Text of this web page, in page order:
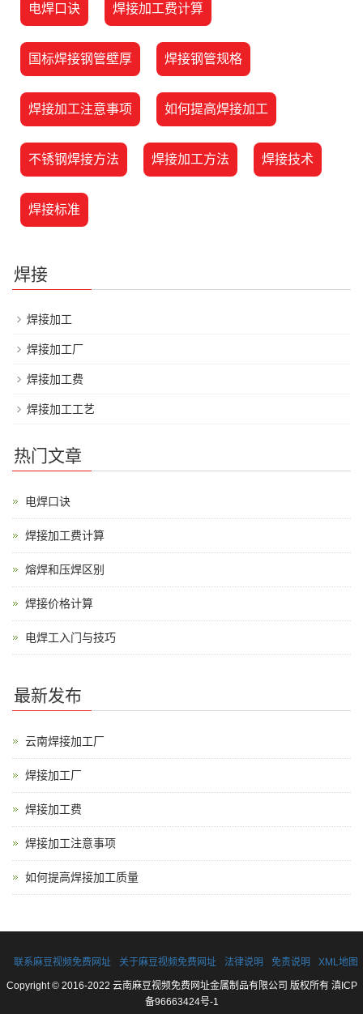
电焊口诀 焊接加工费计算
国标焊接钢管壁厚 焊接钢管规格
焊接加工注意事项 如何提高焊接加工
不锈钢焊接方法 焊接加工方法 焊接技术
焊接标准
焊接
焊接加工
焊接加工厂
焊接加工费
焊接加工工艺
热门文章
电焊口诀
焊接加工费计算
熔焊和压焊区别
焊接价格计算
电焊工入门与技巧
最新发布
云南焊接加工厂
焊接加工厂
焊接加工费
焊接加工注意事项
如何提高焊接加工质量
联系麻豆视频免费网址 关于麻豆视频免费网址 法律说明 免责说明 XML地图
Copyright © 2016-2022 云南麻豆视频免费网址金属制品有限公司 版权所有 滇ICP
备96663424号-1